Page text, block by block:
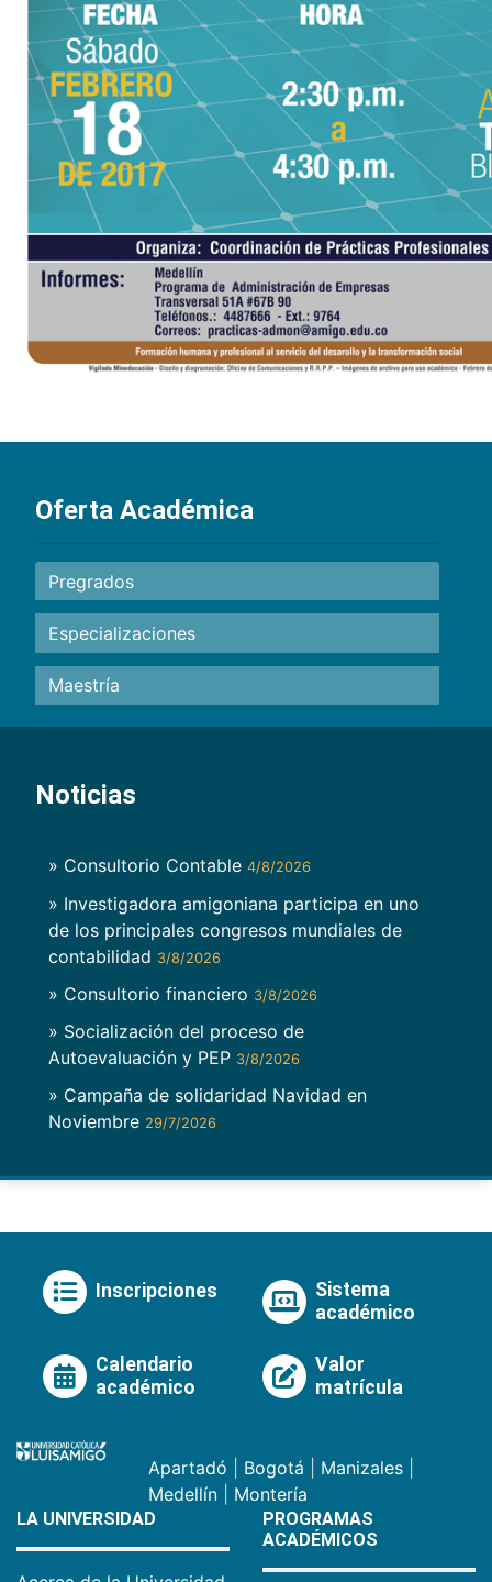
Oferta Académica
Pregrados
Especializaciones
Maestría
Noticias
» Consultorio Contable 4/8/2026
» Investigadora amigoniana participa en uno
de los principales congresos mundiales de
contabilidad 3/8/2026
» Consultorio financiero 3/8/2026
» Socialización del proceso de
Autoevaluación y PEP 3/8/2026
» Campaña de solidaridad Navidad en
Noviembre 29/7/2026
Inscripciones
Sistema
académico
Calendario
académico
Valor
matrícula
Apartadó Bogotá Manizales
Medellín
Montería
LA UNIVERSIDAD
PROGRAMAS
ACADÉMICOS